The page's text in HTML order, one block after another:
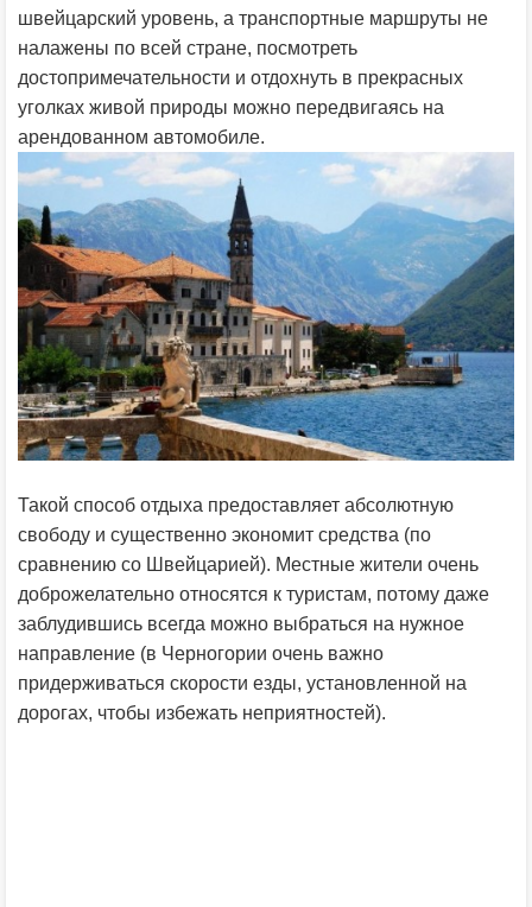
швейцарский уровень, а транспортные маршруты не
налажены по всей стране, посмотреть
достопримечательности и отдохнуть в прекрасных
уголках живой природы можно передвигаясь на
арендованном автомобиле.
Такой способ отдыха предоставляет абсолютную
свободу и существенно экономит средства (по
сравнению со Швейцарией). Местные жители очень
доброжелательно относятся к туристам, потому даже
заблудившись всегда можно выбраться на нужное
направление (в Черногории очень важно
придерживаться скорости езды, установленной на
дорогах, чтобы избежать неприятностей).